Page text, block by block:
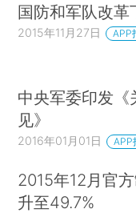
国防和军队改革
2015年11月27日 APP
中央军委印发
见》
2016年01月01日 APP
2015年12月官
升至49.7%